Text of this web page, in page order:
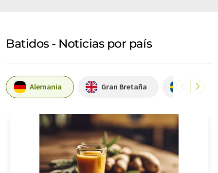
Batidos - Noticias por país
Alemania Gran Bretaña Suecia